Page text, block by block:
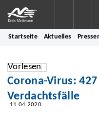
Startseite Aktuelles
Vorlesen
Corona-Virus:
Verdachtsfälle
11.04.2020